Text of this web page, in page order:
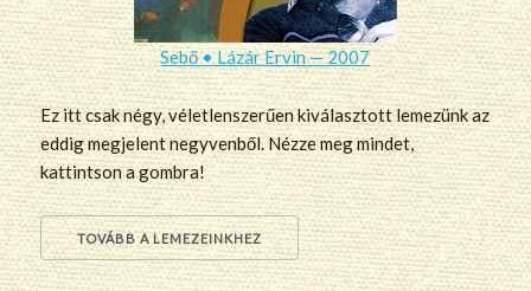
Sebő • Lázár Ervin — 2007
Ez itt csak négy, véletlenszerűen kiválasztott lemezünk az
eddig megjelent negyvenből. Nézze meg mindet,
kattintson a gombra!
TOVÁBB A LEMEZEINKHEZ